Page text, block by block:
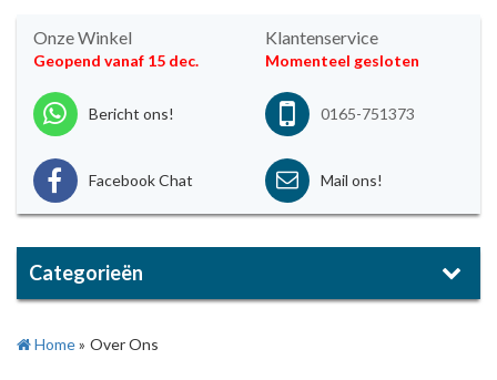
Onze Winkel
Geopend vanaf 15 dec.
Klantenservice
Momenteel gesloten
Bericht ons! 0165-751373
Facebook Chat Mail ons!
Categorieën
Home» Over Ons